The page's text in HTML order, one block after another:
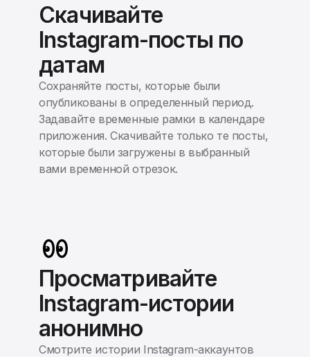
Скачивайте
Instagram-посты по
датам
Сохраняйте посты, которые были
опубликованы в определенный период.
Задавайте временные рамки в календаре
приложения. Скачивайте только те посты,
которые были загружены в выбранный
вами временной отрезок.
Просматривайте
Instagram-истории
анонимно
Смотрите истории Instagram-аккаунтов